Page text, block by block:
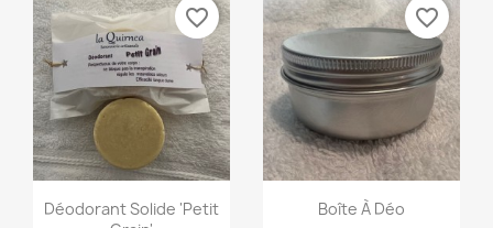
Aperçu rapide
Déodorant Solide 'Petit
favorite_border
Aperçu rapide
Boîte À Déo
favorite_border